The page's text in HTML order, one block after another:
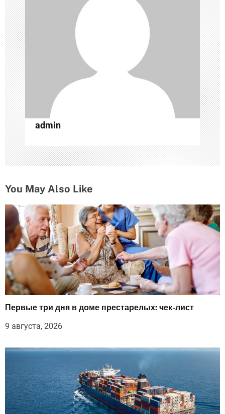
п
о
з
а
п
и
с
я
м
admin
You May Also Like
Первые три дня в доме престарелых: чек-лист
9 августа, 2026